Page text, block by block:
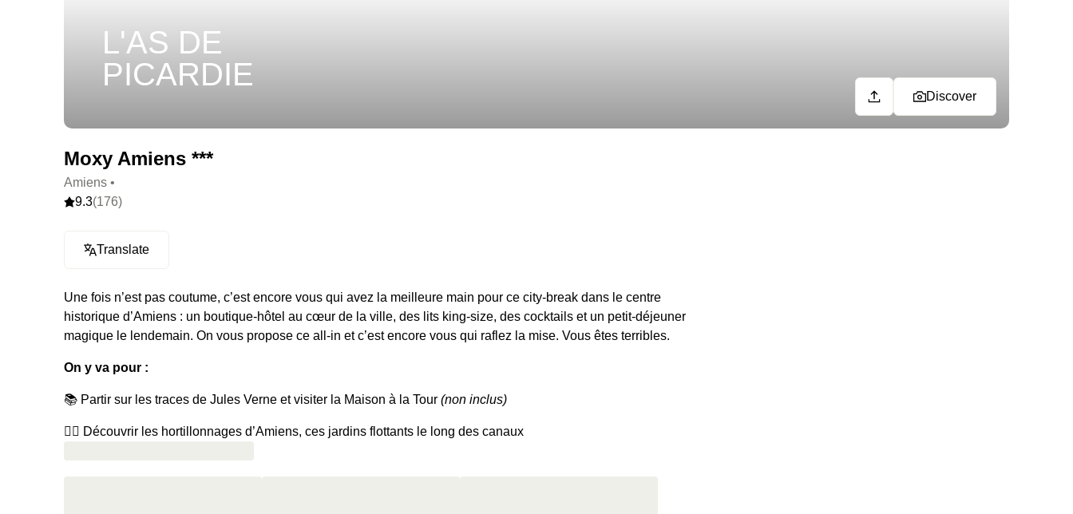
L'AS DE
PICARDIE
Discover
Moxy Amiens ***
Amiens •
9.3(176)
Translate
Une fois n’est pas coutume, c’est encore vous qui avez la meilleure main pour ce city-break dans le centre
historique d’Amiens : un boutique-hôtel au cœur de la ville, des lits king-size, des cocktails et un petit-déjeuner
magique le lendemain. On vous propose ce all-in et c’est encore vous qui raflez la mise. Vous êtes terribles.
On y va pour :
📚 Partir sur les traces de Jules Verne et visiter la Maison à la Tour (non inclus)
🚣‍♀️ Découvrir les hortillonnages d’Amiens, ces jardins flottants le long des canaux